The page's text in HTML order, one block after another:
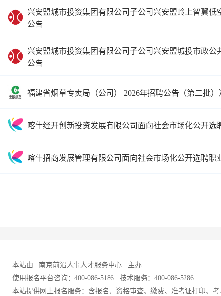
兴安盟城市投资集团有限公司子公司兴安盟岭上智翼低
公告
兴安盟城市投资集团有限公司子公司兴安盟城投市政公
公告
福建省烟草专卖局（公司） 2026年招聘公告（第二批
喀什经开创新投资发展有限公司面向社会市场化公开选
喀什招商发展管理有限公司面向社会市场化公开选聘职
本站由 南京前沿人事人才服务中心
主办
使用报名平台咨询：400-086-5186 技术服务：400-086-5286
本站提供网上报名服务：含报名、资格审查、缴费、准考证打印、